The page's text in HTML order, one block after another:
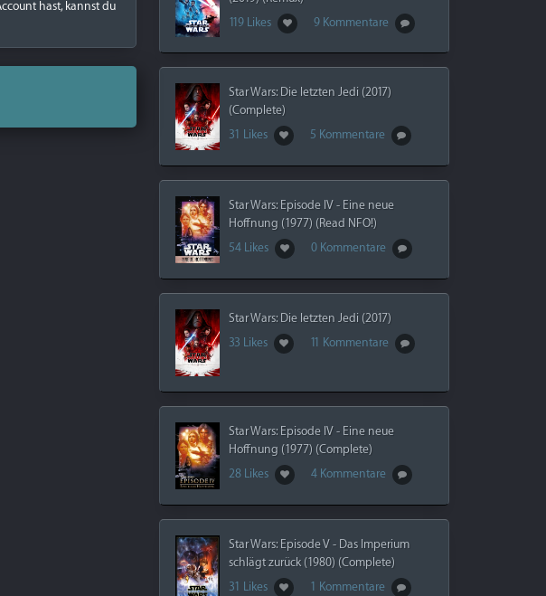
hast, kannst du
119 Likes
9 Kommentare
Star Wars: Die letzten Jedi (2017)
(Complete)
31 Likes
5 Kommentare
Star Wars: Episode IV - Eine neue
Hoffnung (1977) (Read NFO!)
54 Likes
0 Kommentare
Star Wars: Die letzten Jedi (2017)
33 Likes
11 Kommentare
Star Wars: Episode IV - Eine neue
Hoffnung (1977) (Complete)
28 Likes
4 Kommentare
Star Wars: Episode V - Das Imperium
schlägt zurück (1980) (Complete)
31 Likes
1 Kommentare